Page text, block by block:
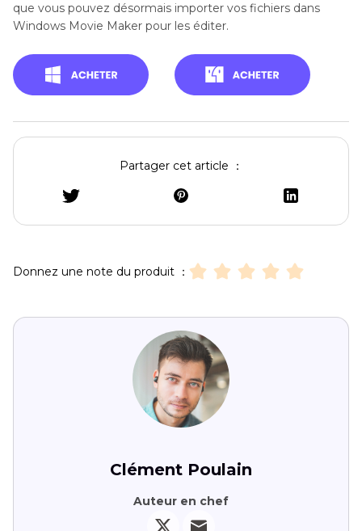
que vous pouvez désormais importer vos fichiers dans
Windows Movie Maker pour les éditer.
Partager cet article ：
Donnez une note du produit ：
Clément Poulain
Auteur en chef